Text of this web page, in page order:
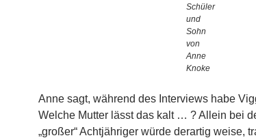
Schüler
und
Sohn
von
Anne
Knoke
Anne sagt, während des Interviews habe
Welche Mutter lässt das kalt … ? Allein bei
„großer“ Achtjähriger würde derartig weise,